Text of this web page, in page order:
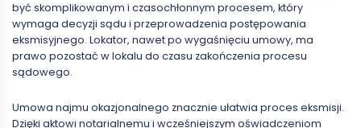
być skomplikowanym i czasochłonnym procesem, który
wymaga decyzji sądu i przeprowadzenia postępowania
eksmisyjnego. Lokator, nawet po wygaśnięciu umowy, ma
prawo pozostać w lokalu do czasu zakończenia procesu
sądowego.
Umowa najmu okazjonalnego znacznie ułatwia proces eksmisji.
Dzięki aktowi notarialnemu i wcześniejszym oświadczeniom